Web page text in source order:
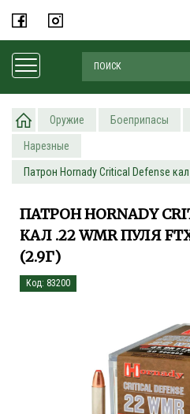
Оружие Боеприпасы
Нарезные
Патрон Hornady Critical Defense
ПАТРОН HORNADY
КАЛ .22 WMR ПУЛЯ
(2.9Г)
Код: 83200